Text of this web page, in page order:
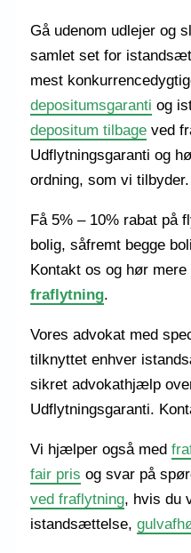
Gå udenom udlejer og
samlet set for
mest
depositumsgaranti og
depositum tilbage ved
Udflytningsgaranti og
ordning, som vi tilbyder.
Få 5% – 10% rabat på
bolig, såfremt begge
Kontakt os og hør mere
fraflytning.
Vores advokat med
tilknyttet enhver
sikret advokathjælp
Udflytningsgaranti.
Vi hjælper også med
fair pris og svar på
ved fraflytning, hvis du
istandsættelse,